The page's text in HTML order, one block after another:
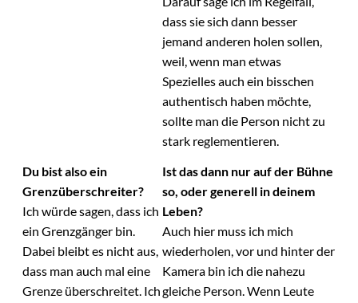
dass sie sich dann besser
jemand anderen holen sollen,
weil, wenn man etwas
Spezielles auch ein bisschen
authentisch haben möchte,
sollte man die Person nicht zu
stark reglementieren.
Du bist also ein
Grenzüberschreiter?
Ich würde sagen, dass ich
ein Grenzgänger bin.
Dabei bleibt es nicht aus,
dass man auch mal eine
Grenze überschreitet. Ich
Ist das dann nur auf der Bühne
so, oder generell in deinem
Leben?
Auch hier muss ich mich
wiederholen, vor und hinter der
Kamera bin ich die nahezu
gleiche Person. Wenn Leute